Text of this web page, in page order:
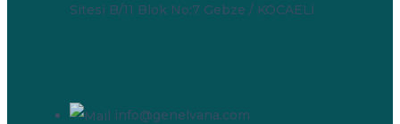
Sitesi B/11 Blok No:7 Gebze / KOCAELİ
info@genelvana.com